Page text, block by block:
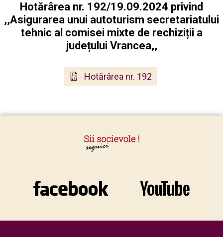
Hotărârea nr. 192/19.09.2024 privind
,,Asigurarea unui autoturism secretariatului
tehnic al comisei mixte de rechiziții a
județului Vrancea,,
Hotărârea nr. 192